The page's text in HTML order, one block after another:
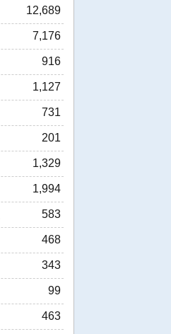
12,689
7,176
916
1,127
731
201
1,329
1,994
583
468
343
99
463